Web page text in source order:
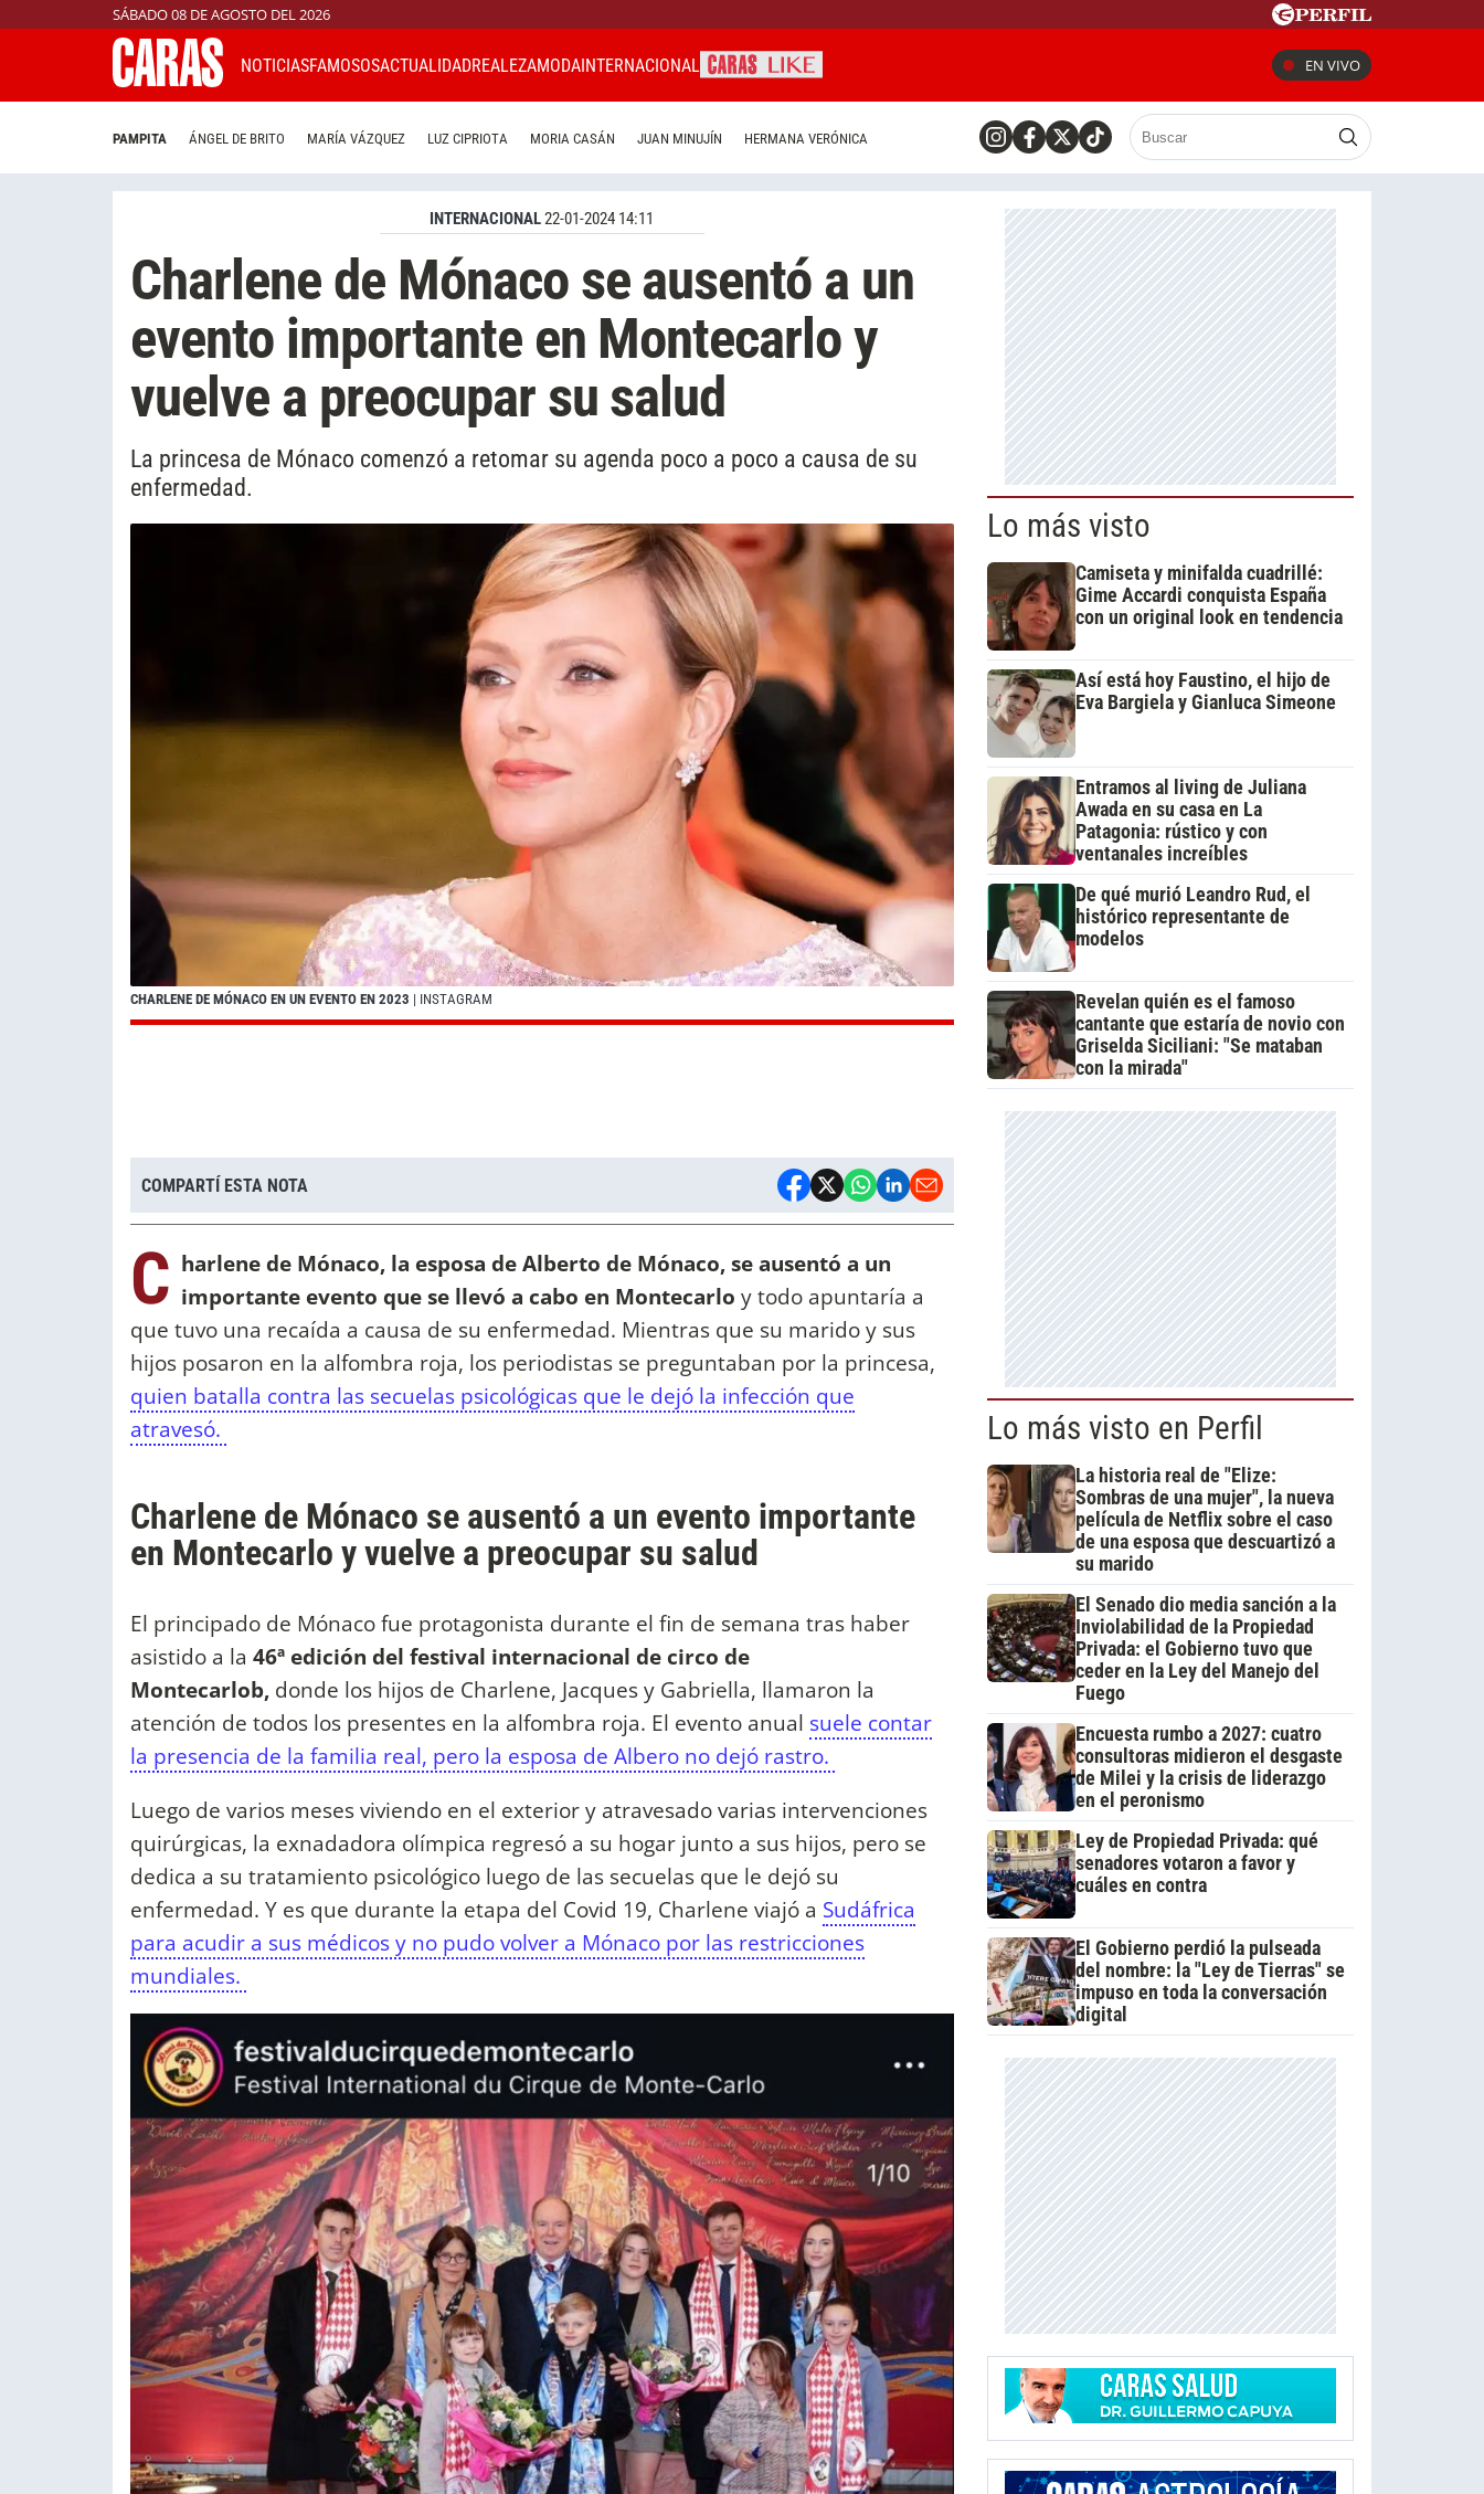
SÁBADO 08 DE AGOSTO DEL 2026
NOTICIASFAMOSOSACTUALIDADREALEZAMODAINTERNACIONAL EN VIVO
PAMPITA ÁNGEL DE BRITO MARÍA VÁZQUEZ LUZ CIPRIOTA MORIA CASÁN JUAN MINUJÍN HERMANA VERÓNICA
INTERNACIONAL22-01-2024 14:11
Charlene de Mónaco se ausentó a un
evento importante en Montecarlo y
vuelve a preocupar su salud
La princesa de Mónaco comenzó a retomar su agenda poco a poco a causa de su
enfermedad.
CHARLENE DE MÓNACO EN UN EVENTO EN 2023 | INSTAGRAM
COMPARTÍ ESTA NOTA
C harlene de Mónaco, la esposa de Alberto de Mónaco, se ausentó a un
importante evento que se llevó a cabo en Montecarlo y todo apuntaría a
que tuvo una recaída a causa de su enfermedad. Mientras que su marido y sus
hijos posaron en la alfombra roja, los periodistas se preguntaban por la princesa,
quien batalla contra las secuelas psicológicas que le dejó la infección que
atravesó.
Charlene de Mónaco se ausentó a un evento importante
en Montecarlo y vuelve a preocupar su salud
El principado de Mónaco fue protagonista durante el fin de semana tras haber
asistido a la 46ª edición del festival internacional de circo de
Montecarlob, donde los hijos de Charlene, Jacques y Gabriella, llamaron la
atención de todos los presentes en la alfombra roja. El evento anual suele contar
la presencia de la familia real, pero la esposa de Albero no dejó rastro.
Luego de varios meses viviendo en el exterior y atravesado varias intervenciones
quirúrgicas, la exnadadora olímpica regresó a su hogar junto a sus hijos, pero se
dedica a su tratamiento psicológico luego de las secuelas que le dejó su
enfermedad. Y es que durante la etapa del Covid 19, Charlene viajó a Sudáfrica
para acudir a sus médicos y no pudo volver a Mónaco por las restricciones
mundiales.
Lo más visto
Camiseta y minifalda cuadrillé:
Gime Accardi conquista España
con un original look en tendencia
Así está hoy Faustino, el hijo de
Eva Bargiela y Gianluca Simeone
Entramos al living de Juliana
Awada en su casa en La
Patagonia: rústico y con
ventanales increíbles
De qué murió Leandro Rud, el
histórico representante de
modelos
Revelan quién es el famoso
cantante que estaría de novio con
Griselda Siciliani: "Se mataban
con la mirada"
Lo más visto en Perfil
La historia real de "Elize:
Sombras de una mujer", la nueva
película de Netflix sobre el caso
de una esposa que descuartizó a
su marido
El Senado dio media sanción a la
Inviolabilidad de la Propiedad
Privada: el Gobierno tuvo que
ceder en la Ley del Manejo del
Fuego
Encuesta rumbo a 2027: cuatro
consultoras midieron el desgaste
de Milei y la crisis de liderazgo
en el peronismo
Ley de Propiedad Privada: qué
senadores votaron a favor y
cuáles en contra
El Gobierno perdió la pulseada
del nombre: la "Ley de Tierras" se
impuso en toda la conversación
digital